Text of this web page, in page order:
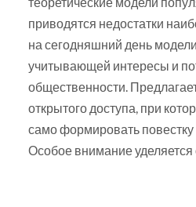
приводятся недостатки
на сегодняшний день
учитывающей интересы и
общественности.
открытого доступа, при
само формировать повестку
Особое внимание